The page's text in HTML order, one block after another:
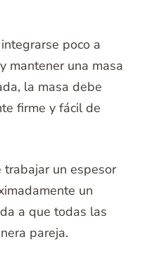
poco a
mantener una masa
la masa debe
firme y fácil de
un espesor
un
a que todas las
pareja.